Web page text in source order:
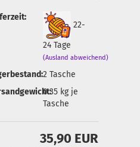
22-
24 Tage
(Ausland abweichend)
2 Tasche
0.35kg je
Tasche
35,90 EUR